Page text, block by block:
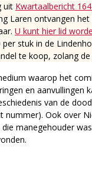
uit Kwartaalbericht
Laren ontvangen
U kunt hier lid
stuk in de
te koop, zolang
waarop het
en aanvullingen
van de
nummer). Ook over
manegehouder